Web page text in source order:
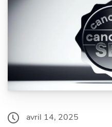
avril 14, 2025